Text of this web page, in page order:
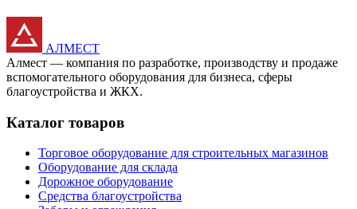
АЛМЕСТ
Алмест — компания по разработке, производству и продаже
вспомогательного оборудования для бизнеса, сферы
благоустройства и ЖКХ.
Каталог товаров
Торговое оборудование для строительных магазинов
Оборудование для склада
Дорожное оборудование
Средства благоустройства